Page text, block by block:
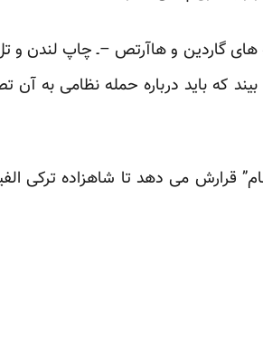
گاردین و هاآرتص –ـ چاپ لندن و تل
که باید درباره حمله نظامی به آن
قرارش می دهد تا شاهزاده ترکی